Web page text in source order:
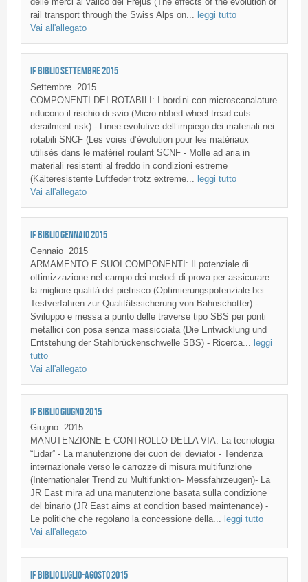
rail transport through the Swiss Alps on... leggi tutto
Vai all'allegato
IF BIBLIO SETTEMBRE 2015
Settembre 2015
COMPONENTI DEI ROTABILI: I bordini con microscanalature
riducono il rischio di svio (Micro-ribbed wheel tread cuts
derailment risk) - Linee evolutive dell’impiego dei materiali nei
rotabili SNCF (Les voies d’évolution pour les matériaux
utilisés dans le matériel roulant SCNF - Molle ad aria in
materiali resistenti al freddo in condizioni estreme
(Kälteresistente Luftfeder trotz extreme... leggi tutto
Vai all'allegato
IF BIBLIO GENNAIO 2015
Gennaio
2015
ARMAMENTO E SUOI COMPONENTI: Il potenziale di
ottimizzazione nel campo dei metodi di prova per assicurare
la migliore qualità del pietrisco (Optimierungspotenziale bei
Testverfahren zur Qualitätssicherung von Bahnschotter) -
Sviluppo e messa a punto delle traverse tipo SBS per ponti
metallici con posa senza massicciata (Die Entwicklung und
Entstehung der Stahlbrückenschwelle SBS) - Ricerca... leggi
tutto
Vai all'allegato
IF BIBLIO GIUGNO 2015
Giugno 2015
MANUTENZIONE E CONTROLLO DELLA VIA: La tecnologia
“Lidar” - La manutenzione dei cuori dei deviatoi - Tendenza
internazionale verso le carrozze di misura multifunzione
(Internationaler Trend zu Multifunktion- Messfahrzeugen)- La
JR East mira ad una manutenzione basata sulla condizione
del binario (JR East aims at condition based maintenance) -
Le politiche che regolano la concessione della... leggi tutto
Vai all'allegato
IF BIBLIO LUGLIO-AGOSTO 2015